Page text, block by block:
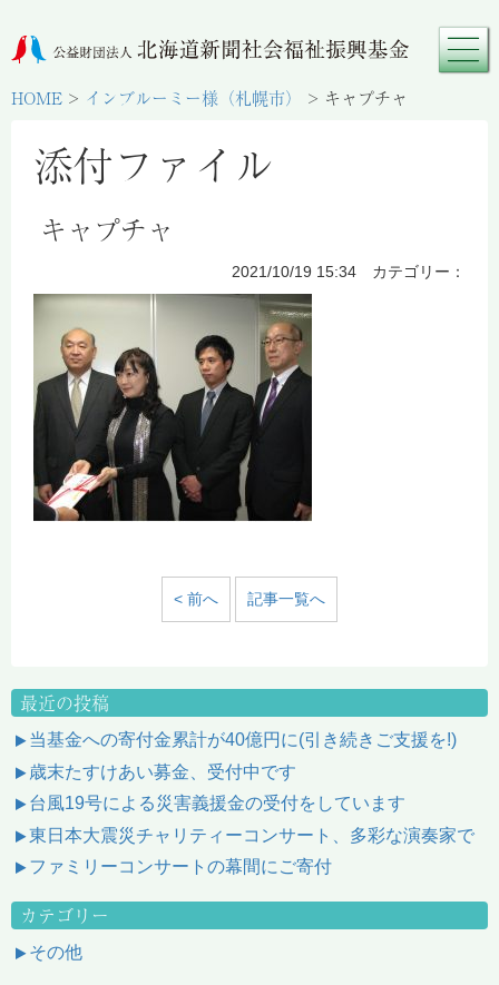
HOME > インブルーミー様（札幌市） > キャプチャ
添付ファイル
キャプチャ
2021/10/19 15:34 カテゴリー：
< 前へ 記事一覧へ
最近の投稿
当基金への寄付金累計が40億円に(引き続きご支援を!)
歳末たすけあい募金、受付中です
台風19号による災害義援金の受付をしています
東日本大震災チャリティーコンサート、多彩な演奏家で
ファミリーコンサートの幕間にご寄付
カテゴリー
その他